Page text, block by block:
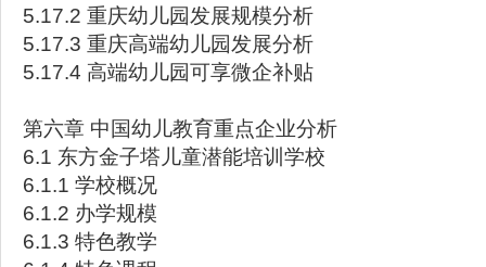
5.17.2 重庆幼儿园发展规模分析
5.17.3 重庆高端幼儿园发展分析
5.17.4 高端幼儿园可享微企补贴
第六章 中国幼儿教育重点企业分析
6.1 东方金子塔儿童潜能培训学校
6.1.1 学校概况
6.1.2 办学规模
6.1.3 特色教学